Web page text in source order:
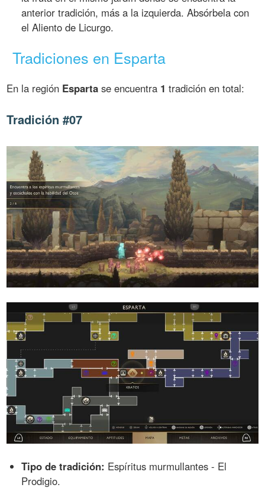
anterior tradición, más a la izquierda. Absórbela con
el Aliento de Licurgo.
Tradiciones en Esparta
En la región Esparta se encuentra 1 tradición en total:
Tradición #07
Tipo de tradición: Espíritus murmullantes - El
Prodigio.